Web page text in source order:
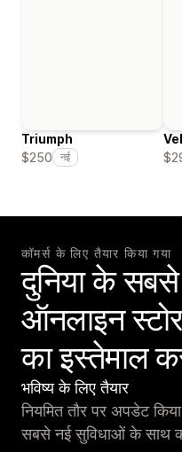
Triumph
$250
नई
कॉमर्स के लिए तैयार किया गया
दुनिया के सबसे
ऑनलाइन
का इस्तेमाल
भविष्य के लिए तैयार
नियमित तौर पर अपडेट
सबसे नई सुविधाओं के साथ